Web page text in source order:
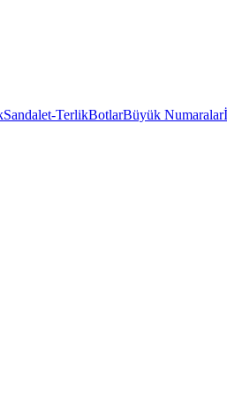
Sandalet-TerlikBotlarBüyük Numaralar